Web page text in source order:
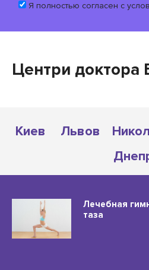
Я полностью согласен с
Центри доктора
Киев Львов
Лечебная
таза